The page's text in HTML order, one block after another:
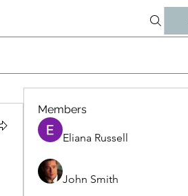
Members
Eliana Russell
John Smith